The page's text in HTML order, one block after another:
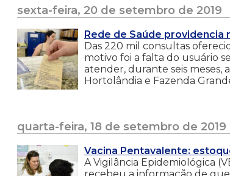
sexta-feira, 20 de setembro de 2019
Rede de Saúde providencia
Das 220 mil consultas
motivo foi a falta do usuário
atender, durante seis meses,
Hortolândia e Fazenda
quarta-feira, 18 de setembro de 2019
Vacina Pentavalente:
A Vigilância Epidemiológica
recebeu a informação de